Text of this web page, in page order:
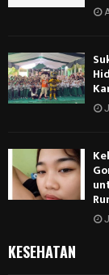
KESEHATAN